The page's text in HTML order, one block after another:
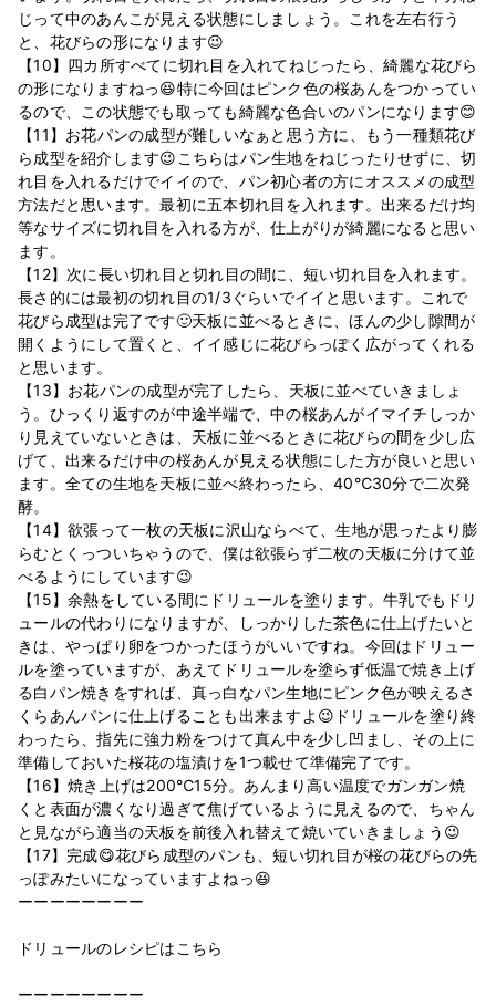
じって中のあんこが見える状態にしましょう。これを左右行う
と、花びらの形になります😉
【10】四カ所すべてに切れ目を入れてねじったら、綺麗な花びら
の形になりますねっ😆特に今回はピンク色の桜あんをつかってい
るので、この状態でも取っても綺麗な色合いのパンになります😊
【11】お花パンの成型が難しいなぁと思う方に、もう一種類花び
ら成型を紹介します😉こちらはパン生地をねじったりせずに、切
れ目を入れるだけでイイので、パン初心者の方にオススメの成型
方法だと思います。最初に五本切れ目を入れます。出来るだけ均
等なサイズに切れ目を入れる方が、仕上がりが綺麗になると思い
ます。
【12】次に長い切れ目と切れ目の間に、短い切れ目を入れます。
長さ的には最初の切れ目の1/3ぐらいでイイと思います。これで
花びら成型は完了です🙂天板に並べるときに、ほんの少し隙間が
開くようにして置くと、イイ感じに花びらっぽく広がってくれる
と思います。
【13】お花パンの成型が完了したら、天板に並べていきましょ
う。ひっくり返すのが中途半端で、中の桜あんがイマイチしっか
り見えていないときは、天板に並べるときに花びらの間を少し広
げて、出来るだけ中の桜あんが見える状態にした方が良いと思い
ます。全ての生地を天板に並べ終わったら、40℃30分で二次発
酵。
【14】欲張って一枚の天板に沢山ならべて、生地が思ったより膨
らむとくっついちゃうので、僕は欲張らず二枚の天板に分けて並
べるようにしています😉
【15】余熱をしている間にドリュールを塗ります。牛乳でもドリ
ュールの代わりになりますが、しっかりした茶色に仕上げたいと
きは、やっぱり卵をつかったほうがいいですね。今回はドリュー
ルを塗っていますが、あえてドリュールを塗らず低温で焼き上げ
る白パン焼きをすれば、真っ白なパン生地にピンク色が映えるさ
くらあんパンに仕上げることも出来ますよ😉ドリュールを塗り終
わったら、指先に強力粉をつけて真ん中を少し凹まし、その上に
準備しておいた桜花の塩漬けを1つ載せて準備完了です。
【16】焼き上げは200℃15分。あんまり高い温度でガンガン焼
くと表面が濃くなり過ぎて焦げているように見えるので、ちゃん
と見ながら適当の天板を前後入れ替えて焼いていきましょう😉
【17】完成😋花びら成型のパンも、短い切れ目が桜の花びらの先
っぽみたいになっていますよねっ😆
ーーーーーーーー
ドリュールのレシピはこちら
ーーーーーーーー